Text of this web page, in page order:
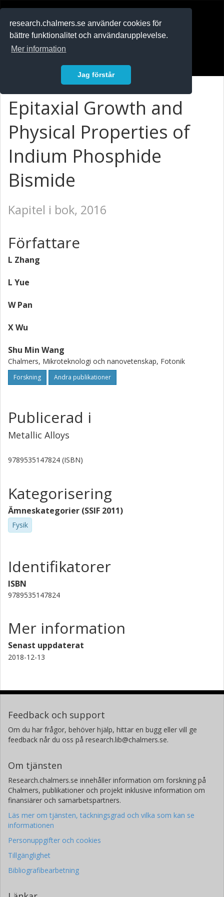
research.chalmers.se använder cookies för
bättre funktionalitet och användarupplevelse.
Mer information
Jag förstår
Epitaxial Growth and
Physical Properties of
Indium Phosphide
Bismide
Kapitel i bok, 2016
Författare
L Zhang
L Yue
W Pan
X Wu
Shu Min Wang
Chalmers, Mikroteknologi och nanovetenskap, Fotonik
Forskning Andra publikationer
Publicerad i
Metallic Alloys
9789535147824 (ISBN)
Kategorisering
Ämneskategorier (SSIF 2011)
Fysik
Identifikatorer
ISBN
9789535147824
Mer information
Senast uppdaterat
2018-12-13
Feedback och support
Om du har frågor, behöver hjälp, hittar en bugg eller vill ge
feedback når du oss på research.lib@chalmers.se.
Om tjänsten
Research.chalmers.se innehåller information om forskning på
Chalmers, publikationer och projekt inklusive information om
finansiärer och samarbetspartners.
Läs mer om tjänsten, täckningsgrad och vilka som kan se
informationen
Personuppgifter och cookies
Tillgänglighet
Bibliografibearbetning